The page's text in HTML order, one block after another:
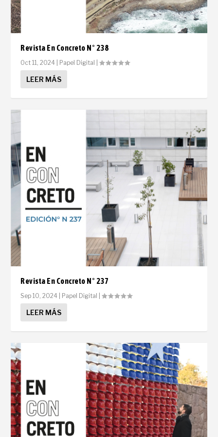
Revista En Concreto N° 238
Oct 11, 2024 Papel Digital |
LEER MÁS
Revista En Concreto N° 237
Sep 10, 2024 Papel Digital |
LEER MÁS